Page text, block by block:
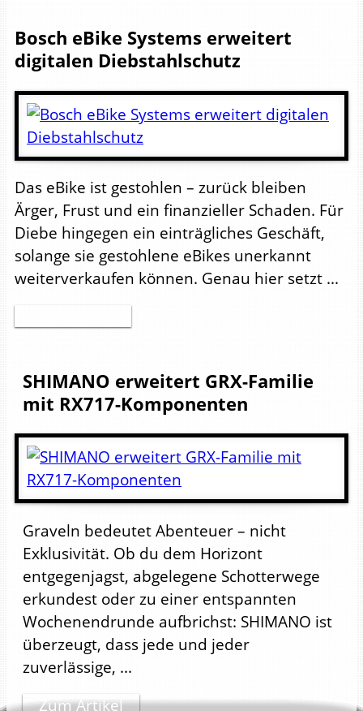
Bosch eBike Systems erweitert
digitalen Diebstahlschutz
Das eBike ist gestohlen – zurück bleiben
Ärger, Frust und ein finanzieller Schaden. Für
Diebe hingegen ein einträgliches Geschäft,
solange sie gestohlene eBikes unerkannt
weiterverkaufen können. Genau hier setzt ...
SHIMANO erweitert GRX-Familie
mit RX717-Komponenten
Graveln bedeutet Abenteuer – nicht
Exklusivität. Ob du dem Horizont
entgegenjagst, abgelegene Schotterwege
erkundest oder zu einer entspannten
Wochenendrunde aufbrichst: SHIMANO ist
überzeugt, dass jede und jeder
zuverlässige, ...
Zum Artikel